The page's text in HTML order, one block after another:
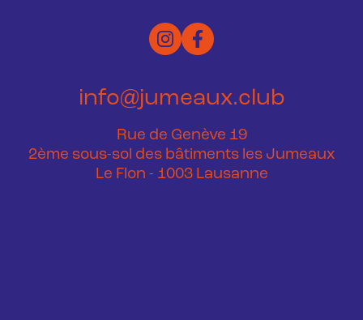
info@jumeaux.club
Rue de Genève 19
2ème sous-sol des bâtiments les Jumeaux
Le Flon - 1003 Lausanne